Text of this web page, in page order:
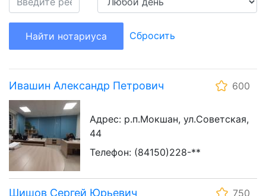
Найти нотариуса Сбросить
Ивашин Александр Петрович 600
Адрес: р.п.Мокшан, ул.Советская,
44
Телефон: (84150)228-**
Шишов Сергей Юрьевич 750